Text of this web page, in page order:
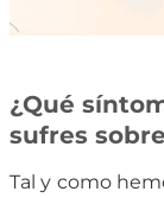
¿Qué
sufres
Tal y como